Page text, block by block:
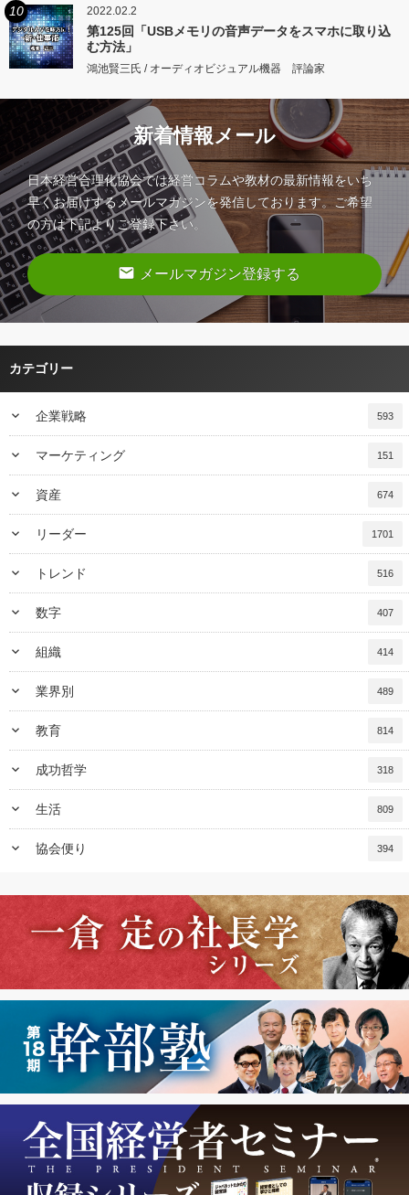
10 2022.02.2
第125回「USBメモリの音声データをスマホに取り込
む方法」
鴻池賢三氏 / オーディオビジュアル機器 評論家
新着情報メール
日本経営合理化協会では経営コラムや教材の最新情報をいち
早くお届けするメールマガジンを発信しております。ご希望
の方は下記よりご登録下さい。
email メールマガジン登録する
カテゴリー
keyboard_arrow_down 企業戦略 593
keyboard_arrow_down マーケティング 151
keyboard_arrow_down 資産 674
keyboard_arrow_down リーダー 1701
keyboard_arrow_down トレンド 516
keyboard_arrow_down 数字 407
keyboard_arrow_down 組織 414
keyboard_arrow_down 業界別 489
keyboard_arrow_down 教育 814
keyboard_arrow_down 成功哲学 318
keyboard_arrow_down 生活 809
keyboard_arrow_down 協会便り 394